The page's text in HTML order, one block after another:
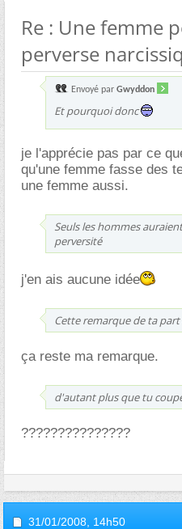
Re : Une femme
perverse
Envoyé par Gwyddon
Et pourquoi donc
je l'apprécie pas par ce
qu'une femme fasse des
une femme aussi.
Seuls les hommes
perversité
j'en ais aucune idée
Cette remarque de ta
ça reste ma remarque.
d'autant plus que tu
???????????????
31/01/2008, 14h50